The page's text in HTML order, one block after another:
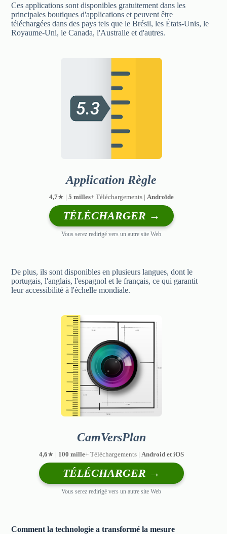
Ces applications sont disponibles gratuitement dans les
principales boutiques d'applications et peuvent être
téléchargées dans des pays tels que le Brésil, les États-Unis, le
Royaume-Uni, le Canada, l'Australie et d'autres.
Application Règle
4,7★ | 5 milles+ Téléchargements | Androïde
TÉLÉCHARGER →
Vous serez redirigé vers un autre site Web
De plus, ils sont disponibles en plusieurs langues, dont le
portugais, l'anglais, l'espagnol et le français, ce qui garantit
leur accessibilité à l'échelle mondiale.
CamVersPlan
4,6★ | 100 mille+ Téléchargements | Android et iOS
TÉLÉCHARGER →
Vous serez redirigé vers un autre site Web
Comment la technologie a transformé la mesure